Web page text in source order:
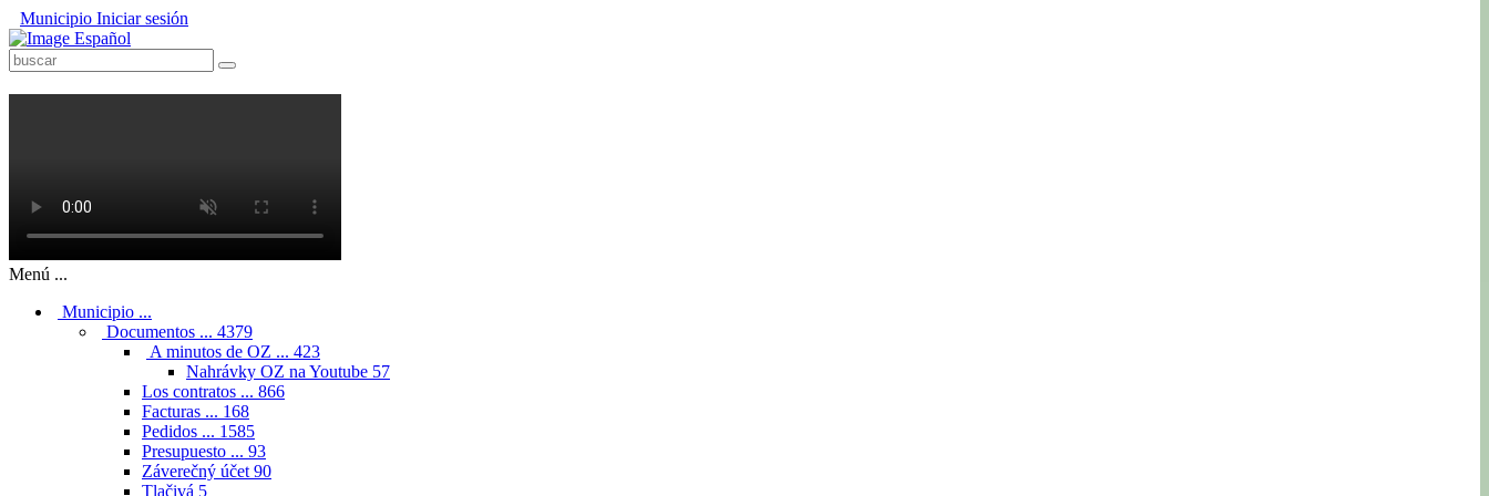
Municipio Iniciar sesión
Español
Menú ...
Municipio ...
Documentos ... 4379
A minutos de OZ ... 423
Nahrávky OZ na Youtube 57
Los contratos ... 866
Facturas ... 168
Pedidos ... 1585
Presupuesto ... 93
Záverečný účet 90
Tlačivá 5